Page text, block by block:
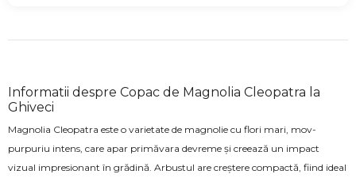
Informatii despre Copac de Magnolia Cleopatra la
Ghiveci
Magnolia Cleopatra este o varietate de magnolie cu flori mari, mov-
purpuriu intens, care apar primăvara devreme și creează un impact
vizual impresionant în grădină. Arbustul are creștere compactă, fiind ideal